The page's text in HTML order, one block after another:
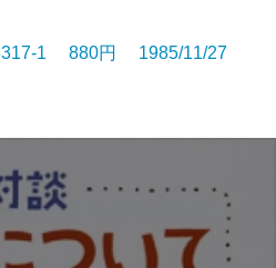
1 880円 1985/11/27